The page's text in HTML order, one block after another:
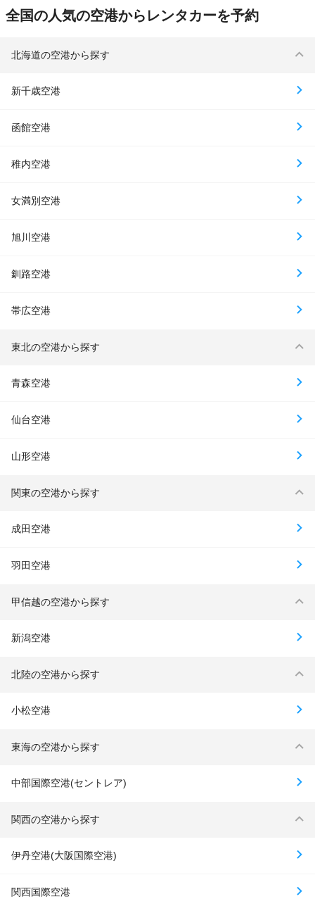
全国の人気の空港からレンタカーを予約
北海道の空港から探す
新千歳空港
函館空港
稚内空港
女満別空港
旭川空港
釧路空港
帯広空港
東北の空港から探す
青森空港
仙台空港
山形空港
関東の空港から探す
成田空港
羽田空港
甲信越の空港から探す
新潟空港
北陸の空港から探す
小松空港
東海の空港から探す
中部国際空港(セントレア)
関西の空港から探す
伊丹空港(大阪国際空港)
関西国際空港